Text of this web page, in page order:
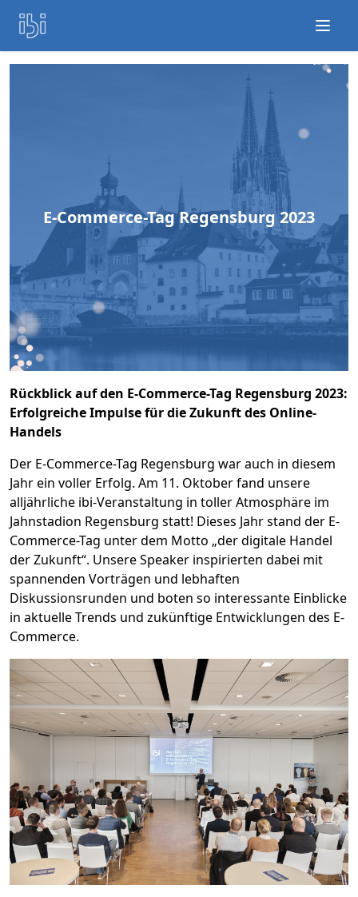
E-Commerce-Tag Regensburg 2023
Rückblick auf den E-Commerce-Tag Regensburg 2023:
Erfolgreiche Impulse für die Zukunft des Online-
Handels
Der E-Commerce-Tag Regensburg war auch in diesem
Jahr ein voller Erfolg. Am 11. Oktober fand unsere
alljährliche ibi-Veranstaltung in toller Atmosphäre im
Jahnstadion Regensburg statt! Dieses Jahr stand der E-
Commerce-Tag unter dem Motto „der digitale Handel
der Zukunft“. Unsere Speaker inspirierten dabei mit
spannenden Vorträgen und lebhaften
Diskussionsrunden und boten so interessante Einblicke
in aktuelle Trends und zukünftige Entwicklungen des E-
Commerce.